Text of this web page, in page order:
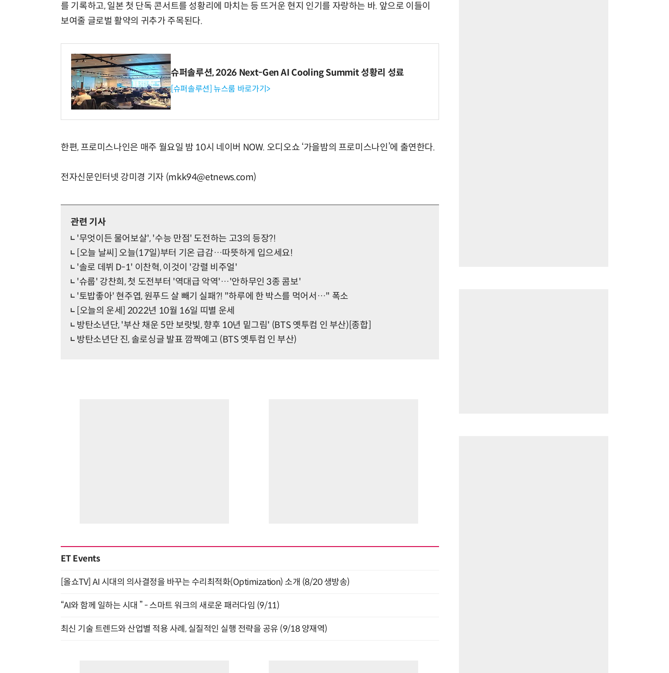
를 기록하고, 일본 첫 단독 콘서트를 성황리에 마치는 등 뜨거운 현지 인기를 자랑하는 바. 앞으로 이들이
보여줄 글로벌 활약의 귀추가 주목된다.
슈퍼솔루션, 2026 Next-Gen AI Cooling Summit 성황리 성료
[슈퍼솔루션] 뉴스룸 바로가기>
한편, 프로미스나인은 매주 월요일 밤 10시 네이버 NOW. 오디오쇼 ‘가을밤의 프로미스나인’에 출연한다.
전자신문인터넷 강미경 기자 (mkk94@etnews.com)
관련 기사
'무엇이든 물어보살', '수능 만점' 도전하는 고3의 등장?!
[오늘 날씨] 오늘(17일)부터 기온 급감…따뜻하게 입으세요!
'솔로 데뷔 D-1' 이찬혁, 이것이 '강렬 비주얼'
'슈룹' 강찬희, 첫 도전부터 '역대급 악역'…'안하무인 3종 콤보'
'토밥좋아' 현주엽, 원푸드 살 빼기 실패?! "하루에 한 박스를 먹어서…" 폭소
[오늘의 운세] 2022년 10월 16일 띠별 운세
방탄소년단, '부산 채운 5만 보랏빛, 향후 10년 밑그림' (BTS 옛투컴 인 부산)[종합]
방탄소년단 진, 솔로싱글 발표 깜짝예고 (BTS 옛투컴 인 부산)
ET Events
[올쇼TV] AI 시대의 의사결정을 바꾸는 수리최적화(Optimization) 소개 (8/20 생방송)
“AI와 함께 일하는 시대 ” - 스마트 워크의 새로운 패러다임 (9/11)
최신 기술 트렌드와 산업별 적용 사례, 실질적인 실행 전략을 공유 (9/18 양재역)